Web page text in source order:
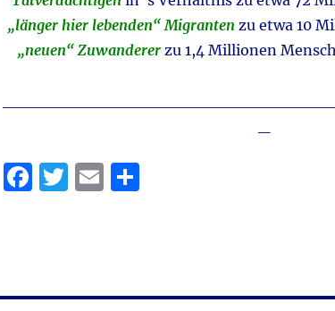
„länger hier lebenden“ Migrantenzu etwa 10
„neuen“ Zuwandererzu 1,4 Millionen
F
b
T
r
E T